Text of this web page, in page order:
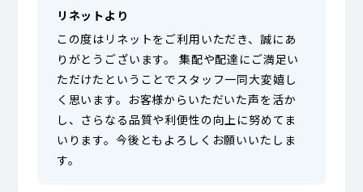
リネットより
この度はリネットをご利用いただき、誠にあ
りがとうございます。 集配や配達にご満足い
ただけたということでスタッフ一同大変嬉し
く思います。お客様からいただいた声を活か
し、さらなる品質や利便性の向上に努めてま
いります。今後ともよろしくお願いいたしま
す。